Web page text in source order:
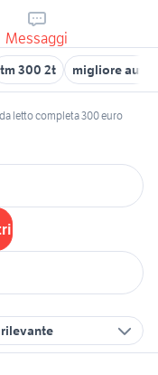
Messaggi
tm 300 2t migliore auto
letto completa 300 euro